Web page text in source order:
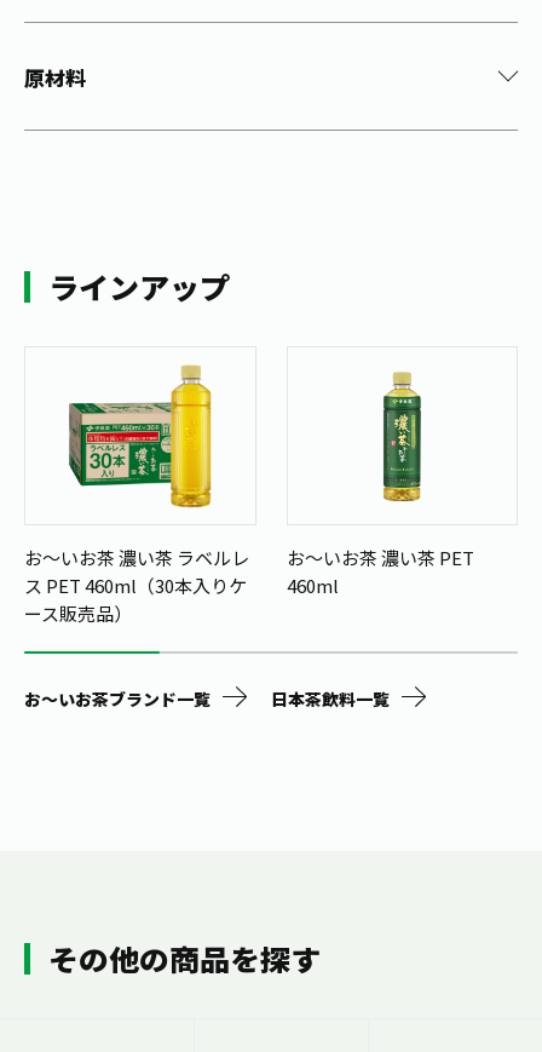
原材料
ラインアップ
お～いお茶 濃い茶 ラベルレ
ス PET 460ml（30本入りケ
ース販売品）
お～いお茶 濃い茶 PET
460ml
お～いお茶ブランド一覧 日本茶飲料一覧
その他の商品を探す